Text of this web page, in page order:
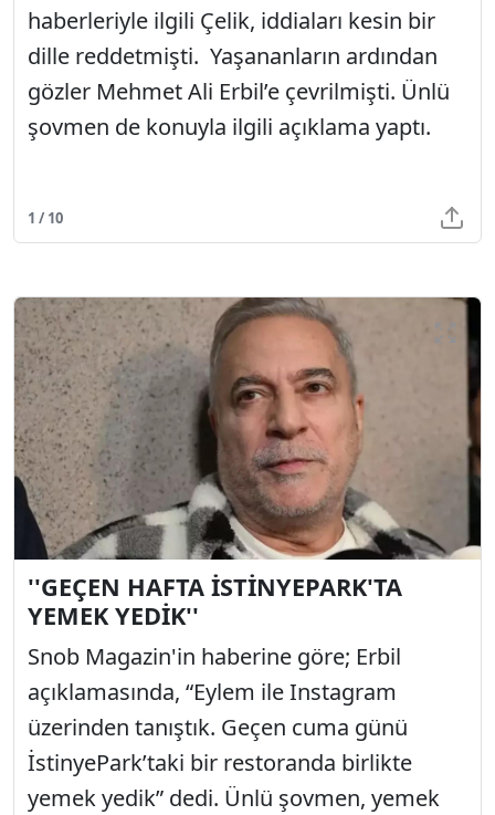
haberleriyle ilgili Çelik, iddiaları kesin bir
dille reddetmişti. Yaşananların ardından
gözler Mehmet Ali Erbil’e çevrilmişti. Ünlü
şovmen de konuyla ilgili açıklama yaptı.
1 / 10
''GEÇEN HAFTA İSTİNYEPARK'TA
YEMEK YEDİK''
Snob Magazin'in haberine göre; Erbil
açıklamasında, “Eylem ile Instagram
üzerinden tanıştık. Geçen cuma günü
İstinyePark’taki bir restoranda birlikte
yemek yedik” dedi. Ünlü şovmen, yemek